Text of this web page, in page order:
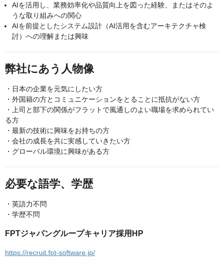
AIを活用し、業務効率化や品質向上を図った経験、またはそのよ
うな取り組みへの関心
AIを前提としたシステム設計（AI活用を含むアーキテクチャ検
討）への理解または興味
弊社にあう人物像
・日本の企業を元気にしたい方
・外国籍の方とコミュニケーションをとることに抵抗がない方
・上司と部下の関係がフラットで風通しのよい職場を求められてい
る方
・最新の技術に興味をお持ちの方
・会社の成長を共に実感していきたい方
・グローバル環境に興味がある方
必要な語学、学歴
・英語力不問
・学歴不問
FPTジャパングループキャリア採用HP
https://recruit.fpt-software.jp/